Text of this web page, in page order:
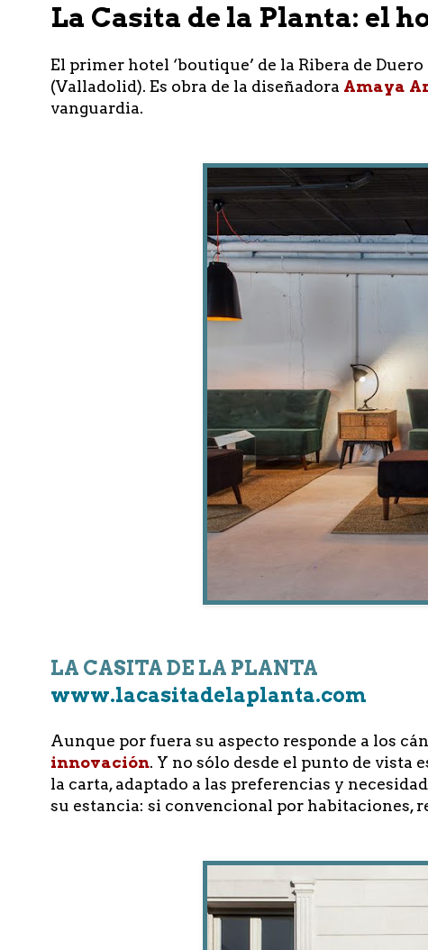
La Casita de la Planta: el
El primer hotel ‘boutique’ de la Ribera de
(Valladolid). Es obra de la diseñadora Amaya
vanguardia.
LA CASITA DE LA PLANTA
www.lacasitadelaplanta.com
Aunque por fuera su aspecto responde a los
innovación. Y no sólo desde el punto de vista
la carta, adaptado a las preferencias y
su estancia: si convencional por habitaciones,